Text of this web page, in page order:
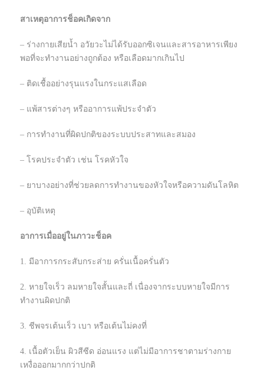
สาเหตุอาการช็อคเกิดจาก
– ร่างกายเสียน้ำ อวัยวะไม่ได้รับออกซิเจนและสารอาหารเพียง
พอที่จะทำงานอย่างถูกต้อง หรือเลือดมากเกินไป
– ติดเชื้ออย่างรุนแรงในกระแสเลือด
– แพ้สารต่างๆ หรืออาการแพ้ประจำตัว
– การทำงานที่ผิดปกติของระบบประสาทและสมอง
– โรคประจำตัว เช่น โรคหัวใจ
– ยาบางอย่างที่ช่วยลดการทำงานของหัวใจหรือความดันโลหิต
– อุบัติเหตุ
อาการเมื่ออยู่ในภาวะช็อค
1. มีอาการกระสับกระส่าย ครั่นเนื้อครั่นตัว
2. หายใจเร็ว ลมหายใจสั้นและถี่ เนื่องจากระบบหายใจมีการ
ทำงานผิดปกติ
3. ชีพจรเต้นเร็ว เบา หรือเต้นไม่คงที่
4. เนื้อตัวเย็น ผิวสีซีด อ่อนแรง แต่ไม่มีอาการชาตามร่างกาย
เหงื่อออกมากกว่าปกติ